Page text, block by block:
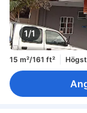
1/1
15 m²/161 ft²